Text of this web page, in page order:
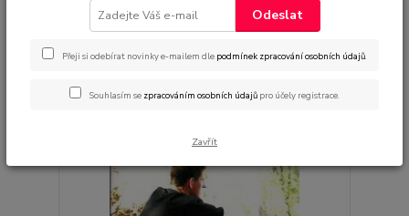
strana z 1
Odeslat
Přeji si odebírat novinky e-mailem dle podmínek zpracování osobních údajů.
Souhlasím se zpracováním osobních údajů pro účely registrace.
Zavřít